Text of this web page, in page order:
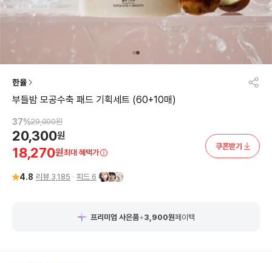
한율
부들밤 모공수축 패드 기획세트 (60+10매)
37%29,000원
20,300원
18,270원최대 혜택가
쿠폰받기
4.8 리뷰 3,185 피드 6
프리미엄 사은품+3,900원페이백